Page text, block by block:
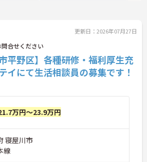
整っています。
るマンツーマン研修あり
で習熟度も確認
慣れていける
にも優しい環境です
い柔軟環境
両立しやすい職場です♪
やすい体制
護等休暇も充実
更新日：2026年07月27日
合せください
平野区】各種研修・福利厚生充
イにて生活相談員の募集です！
万円～23.9万円
寝屋川市
線